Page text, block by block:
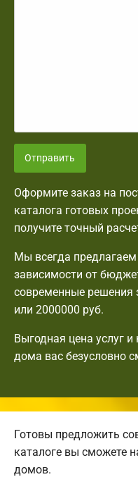
Отправить
Оформите заказ на
каталога готовых
получите точный
Мы всегда
зависимости от
современные решения
или 2000000 руб.
Выгодная цена услуг
дома вас безусловно
Готовы предложить
каталоге вы сможете
домов.